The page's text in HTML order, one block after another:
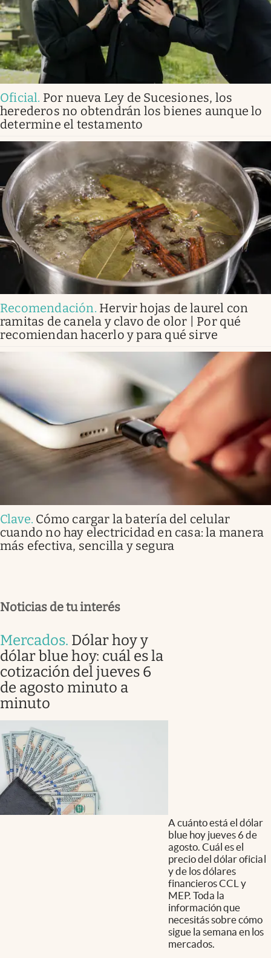
Oficial. Por nueva Ley de Sucesiones, los
herederos no obtendrán los bienes aunque lo
determine el testamento
Recomendación. Hervir hojas de laurel con
ramitas de canela y clavo de olor | Por qué
recomiendan hacerlo y para qué sirve
Clave. Cómo cargar la batería del celular
cuando no hay electricidad en casa: la manera
más efectiva, sencilla y segura
Noticias de tu interés
Mercados. Dólar hoy y
dólar blue hoy: cuál es la
cotización del jueves 6
de agosto minuto a
minuto
A cuánto está el dólar
blue hoy jueves 6 de
agosto. Cuál es el
precio del dólar oficial
y de los dólares
financieros CCL y
MEP. Toda la
información que
necesitás sobre cómo
sigue la semana en los
mercados.